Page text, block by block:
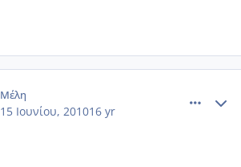
Μέλη
15 Ιουνίου, 201016 yr